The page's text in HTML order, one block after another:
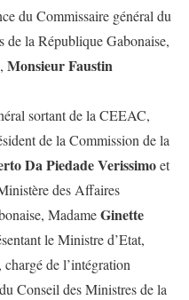
du Commissaire général du
de la République Gabonaise,
Monsieur Faustin
sortant de la CEEAC,
de la Commission de la
Da Piedade Verissimoet
des Affaires
MadameGinette
le Ministre d’Etat,
de l’intégration
Conseil des Ministres de la